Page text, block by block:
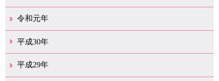
12月（4）
11月（1）
4月（1）
3月（1）
2月（13）
1月（1）
令和元年
12月（1）
10月（2）
9月（1）
7月（11）
6月（24）
5月（13）
4月（46）
3月（21）
2月（10）
1月（4）
平成30年
12月（25）
11月（13）
10月（18）
9月（17）
8月（18）
7月（54）
6月（17）
5月（16）
4月（29）
3月（41）
2月（16）
1月（15）
平成29年